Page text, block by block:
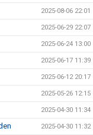
2025-08-06 22:01
2025-06-29 22:07
2025-06-24 13:00
2025-06-17 11:39
2025-06-12 20:17
2025-05-26 12:15
2025-04-30 11:34
2025-04-30 11:32